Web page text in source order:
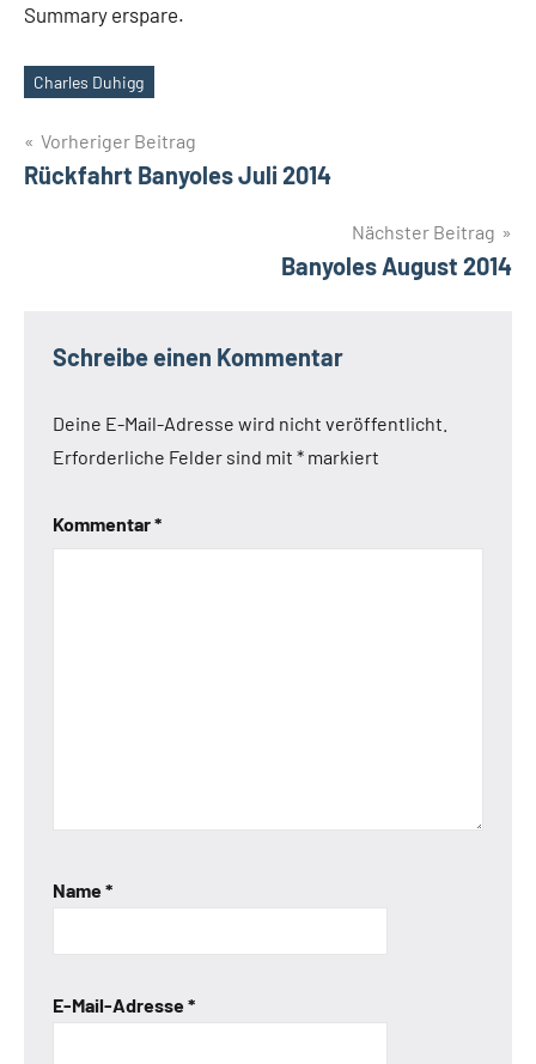
Summary erspare.
Schlagwörter
Charles Duhigg
Beitragsnavigation
Vorheriger Beitrag
Rückfahrt Banyoles Juli 2014
Nächster Beitrag
Banyoles August 2014
Schreibe einen Kommentar
Deine E-Mail-Adresse wird nicht veröffentlicht.
Erforderliche Felder sind mit * markiert
Kommentar*
Name*
E-Mail-Adresse*